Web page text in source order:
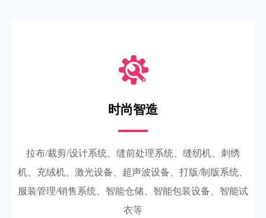
时尚智造
拉布/裁剪/设计系统、缝前处理系统、缝纫机、刺绣
机、充绒机、激光设备、超声波设备、打版/制版系统、
服装管理/销售系统、智能仓储、智能包装设备、智能试
衣等